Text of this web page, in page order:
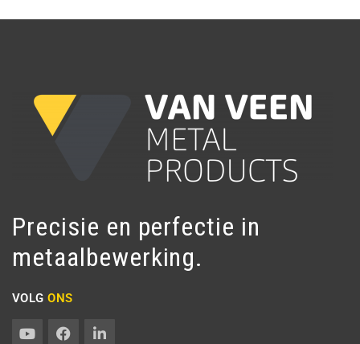
Precisie en perfectie in
metaalbewerking.
VOLGONS